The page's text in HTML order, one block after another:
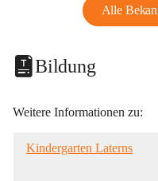
Alle
Bildung
Weitere Informationen zu:
Kindergarten Laterns